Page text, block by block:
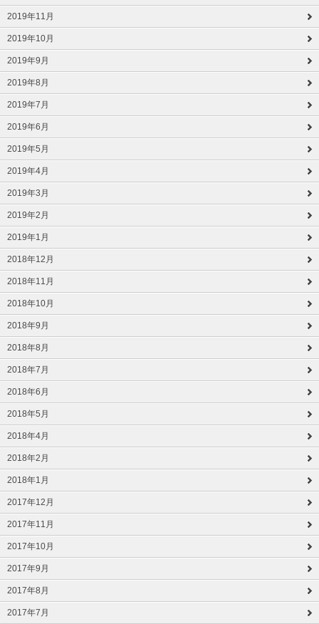
2019年11月
2019年10月
2019年9月
2019年8月
2019年7月
2019年6月
2019年5月
2019年4月
2019年3月
2019年2月
2019年1月
2018年12月
2018年11月
2018年10月
2018年9月
2018年8月
2018年7月
2018年6月
2018年5月
2018年4月
2018年2月
2018年1月
2017年12月
2017年11月
2017年10月
2017年9月
2017年8月
2017年7月